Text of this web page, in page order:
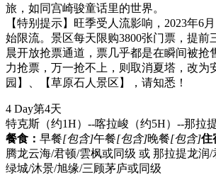
旅，如同宫崎骏童话里的世界。
【特别提示】旺季受人流影响，2023年6
始限流。景区每天限购3800张门票，提前
晨开放抢票通道，票几乎都是在瞬间被抢
力抢票，万一抢不上，则取消夏塔，改为
园】、【草原石人景区】，请知悉！
4 Day第4天
特克斯（约1H）--喀拉峻（约5H）--那拉
餐食： 早餐[包含]午餐[包含]晚餐[包含]住
腾龙云海/君顿/雲枫或同级 或 那拉提龙润
绿城/沐景/旭缘/三顾茅庐或同级